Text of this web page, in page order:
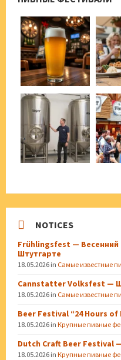
NOTICES
Frühlingsfest — Весенний
Штутгарте
18.05.2026 in Самые известные
Cannstatter Volksfest —
18.05.2026 in Самые известные
Beer Festival “24 Hours
18.05.2026 in Крупные пивные
Dutch Craft Beer Festival
18.05.2026 in Крупные пивные